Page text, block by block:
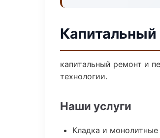
Капитальный
капитальный ремонт и
технологии.
Наши услуги
Кладка и